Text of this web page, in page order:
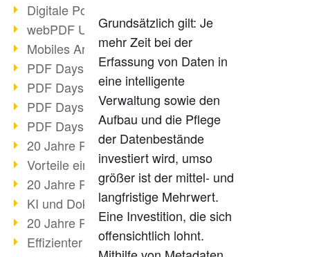
Digitale Post als PDF/A
webPDF Update 8.0.0.2531
Mobiles Arbeiten mit PDF
PDF Days 2022 Themenblock 3
PDF Days 2022 Themenblock 2
PDF Days 2022 Themenblock 1
PDF Days Europe 2022
20 Jahre PDF/X (Teil 3)
Vorteile einer PDF-Businesslösung
20 Jahre PDF/X (Teil 2)
KI und Dokumenten-Management
20 Jahre PDF/X (Teil 1)
Effizienter Dokumenten Workflow
Grundsätzlich gilt: Je
mehr Zeit bei der
Erfassung von Daten in
eine intelligente
Verwaltung sowie den
Aufbau und die Pflege
der Datenbestände
investiert wird, umso
größer ist der mittel- und
langfristige Mehrwert.
Eine Investition, die sich
offensichtlich lohnt.